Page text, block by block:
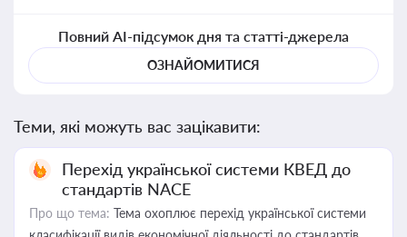
Повний AI-підсумок дня та статті-джерела
ОЗНАЙОМИТИСЯ
Теми, які можуть вас зацікавити:
Перехід української системи КВЕД до
стандартів NACE
Про що тема: Тема охоплює перехід української системи